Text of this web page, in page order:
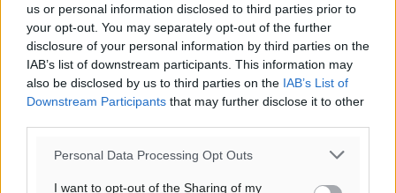
us or personal information disclosed to third parties prior to
your opt-out. You may separately opt-out of the further
disclosure of your personal information by third parties on the
IAB’s list of downstream participants. This information may
also be disclosed by us to third parties on the IAB’s List of
Downstream Participants that may further disclose it to other
Personal Data Processing Opt Outs
I want to opt-out of the Sharing of my
πρόγνωση:
31°
ΣΑ
28°
ΚΥ